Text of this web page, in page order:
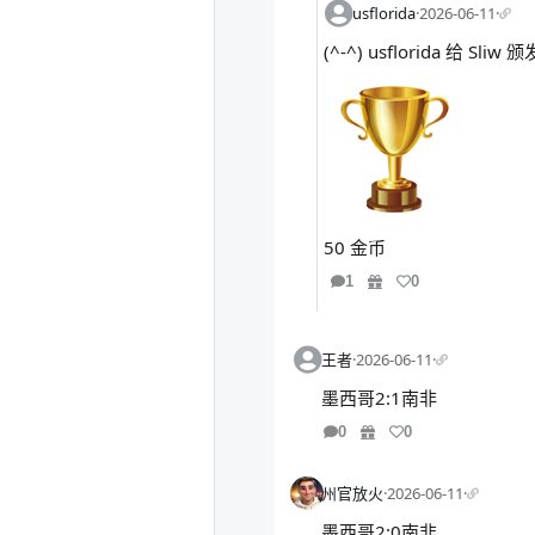
usflorida·2026-06-11·
(^-^) usflorida 给 Sliw 颁
50 金币
1 0
王者·2026-06-11·
墨西哥2:1南非
0 0
州官放火·2026-06-11·